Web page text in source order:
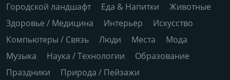
Городской ландшафт
Еда & Напитки
Животные
Здоровье / Медицина
Интерьер
Искусство
Компьютеры / Связь
Люди Места
Мода
Музыка
Наука / Технологии
Образование
Праздники
Природа / Пейзажи